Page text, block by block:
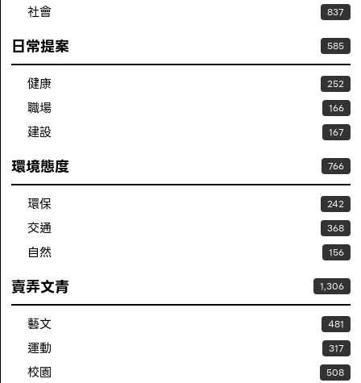
社會 837
日常提案 585
健康 252
職場 166
建設 167
環境態度 766
環保 242
交通 368
自然 156
賣弄文青 1,306
藝文 481
運動 317
校園 508